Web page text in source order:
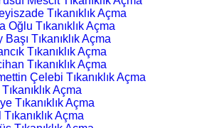
Tıkanıklık Açma
Oğlu Tıkanıklık Açma
Başı Tıkanıklık Açma
Tıkanıklık Açma
Tıkanıklık Açma
Çelebi Tıkanıklık Açma
Tıkanıklık Açma
Tıkanıklık Açma
Tıkanıklık Açma